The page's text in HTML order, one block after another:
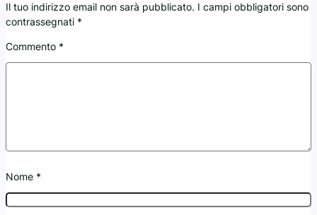
Il tuo indirizzo email non sarà pubblicato. I campi obbligatori sono
contrassegnati *
Commento *
Nome *